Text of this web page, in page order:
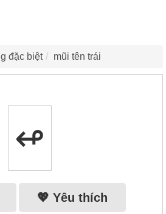
đặc biệt mũi tên trái
↫
💖 Yêu thích